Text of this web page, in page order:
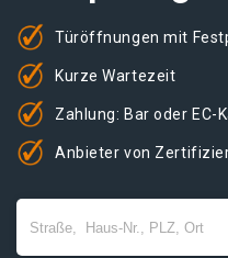
Türöffnungen mit
Kurze Wartezeit
Zahlung: Bar oder EC-
Anbieter von